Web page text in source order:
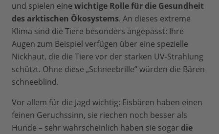
und spielen eine wichtige Rolle für die Gesundheit
des arktischen Ökosystems. An dieses extreme
Klima sind die Tiere besonders angepasst: Ihre
Augen zum Beispiel verfügen über eine spezielle
Nickhaut, die die Tiere vor der starken UV-Strahlung
schützt. Ohne diese „Schneebrille“ würden die Bären
schneeblind.
Vor allem für die Jagd wichtig: Eisbären haben einen
feinen Geruchssinn, sie riechen noch besser als
Hunde – sehr wahrscheinlich haben sie sogar die